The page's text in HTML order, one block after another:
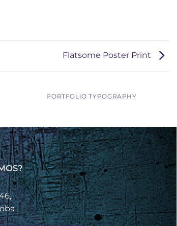
Flatsome Poster Print
PORTFOLIO TYPOGRAPHY